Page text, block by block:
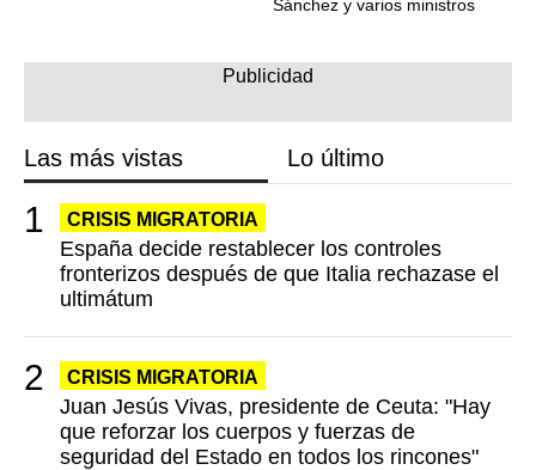
Sánchez y varios ministros
Las más vistas Lo último
CRISIS MIGRATORIA
España decide restablecer los controles
fronterizos después de que Italia rechazase el
ultimátum
CRISIS MIGRATORIA
Juan Jesús Vivas, presidente de Ceuta: "Hay
que reforzar los cuerpos y fuerzas de
seguridad del Estado en todos los rincones"